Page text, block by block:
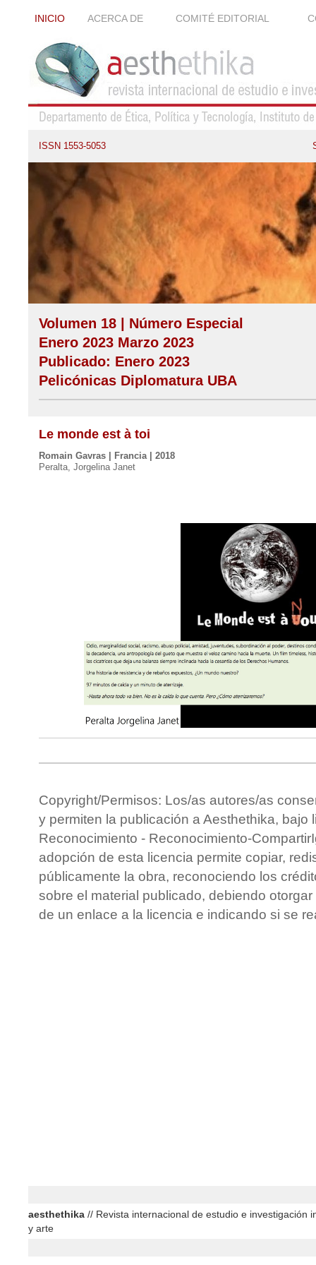
INICIO ACERCA DE COMITÉ EDITORIAL
ISSN 1553-5053
Volumen 18 | Número Especial
Enero 2023 Marzo 2023
Publicado: Enero 2023
Pelicónicas Diplomatura UBA
Le monde est à toi
Romain Gavras | Francia | 2018
Peralta, Jorgelina Janet
Copyright/Permisos: Los/as autores/as
y permiten la publicación a Aesthethika, bajo
Reconocimiento - Reconocimiento-
adopción de esta licencia permite copiar,
públicamente la obra, reconociendo los
sobre el material publicado, debiendo
de un enlace a la licencia e indicando si se
aesthethika // Revista internacional de estudio e investigación
y arte